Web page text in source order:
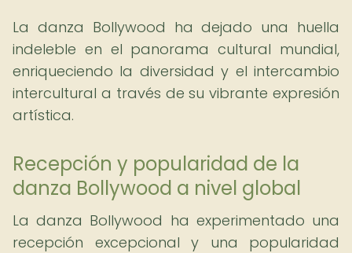
La danza Bollywood ha dejado una huella
indeleble en el panorama cultural mundial,
enriqueciendo la diversidad y el intercambio
intercultural a través de su vibrante expresión
artística.
Recepción y popularidad de la
danza Bollywood a nivel global
La danza Bollywood ha experimentado una
recepción excepcional y una popularidad